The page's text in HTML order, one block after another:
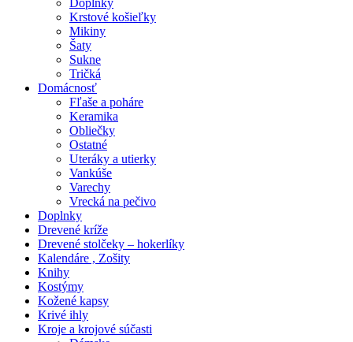
Krstové košieľky
Mikiny
Šaty
Sukne
Tričká
Domácnosť
Fľaše a poháre
Keramika
Obliečky
Ostatné
Uteráky a utierky
Vankúše
Varechy
Vrecká na pečivo
Doplnky
Drevené kríže
Drevené stolčeky – hokerlíky
Kalendáre , Zošity
Knihy
Kostýmy
Kožené kapsy
Krivé ihly
Kroje a krojové súčasti